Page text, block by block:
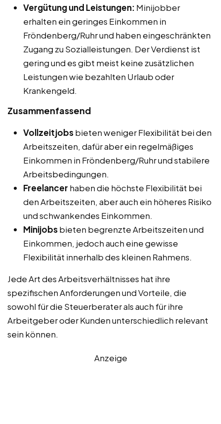
Vergütung und Leistungen: Minijobber
erhalten ein geringes Einkommen in
Fröndenberg/Ruhr und haben eingeschränkten
Zugang zu Sozialleistungen. Der Verdienst ist
gering und es gibt meist keine zusätzlichen
Leistungen wie bezahlten Urlaub oder
Krankengeld.
Zusammenfassend
Vollzeitjobsbieten weniger Flexibilität bei den
Arbeitszeiten, dafür aber ein regelmäßiges
Einkommen in Fröndenberg/Ruhr und stabilere
Arbeitsbedingungen.
Freelancer haben die höchste Flexibilität bei
den Arbeitszeiten, aber auch ein höheres Risiko
und schwankendes Einkommen.
Minijobsbieten begrenzte Arbeitszeiten und
Einkommen, jedoch auch eine gewisse
Flexibilität innerhalb des kleinen Rahmens.
Jede Art des Arbeitsverhältnisses hat ihre
spezifischen Anforderungen und Vorteile, die
sowohl für die Steuerberater als auch für ihre
Arbeitgeber oder Kunden unterschiedlich relevant
sein können.
Anzeige